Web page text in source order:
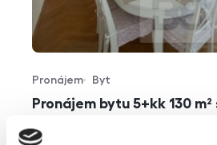
Pronájem bytu 5+kk 130
Typ nabídky
Pronájem
Typ nemovitosti
Byt